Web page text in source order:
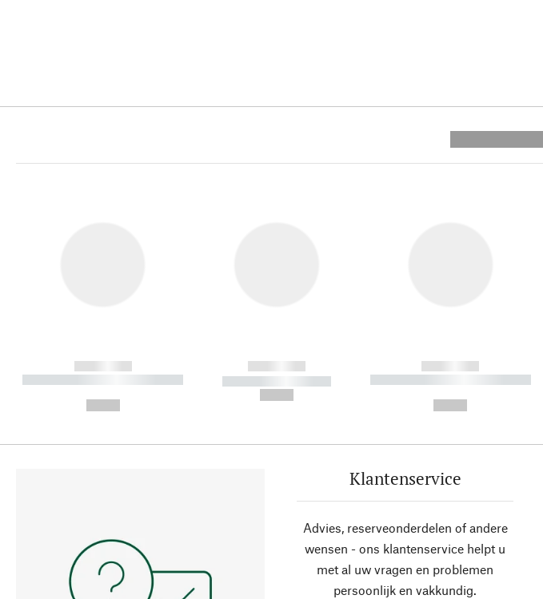
------------
----------- ----------- ----------
------------
----------- -----------
------------
----------- ----------- ----------
Klantenservice
Advies, reserveonderdelen of andere
wensen - ons klantenservice helpt u
met al uw vragen en problemen
persoonlijk en vakkundig.